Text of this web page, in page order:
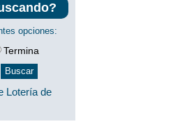
opciones:
Termina
Lotería de